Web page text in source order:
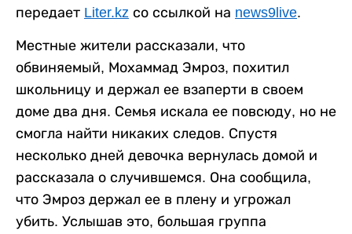
передает Liter.kz со ссылкой на news9live.
Местные жители рассказали, что
обвиняемый, Мохаммад Эмроз, похитил
школьницу и держал ее взаперти в своем
доме два дня. Семья искала ее повсюду, но не
смогла найти никаких следов. Спустя
несколько дней девочка вернулась домой и
рассказала о случившемся. Она сообщила,
что Эмроз держал ее в плену и угрожал
убить. Услышав это, большая группа